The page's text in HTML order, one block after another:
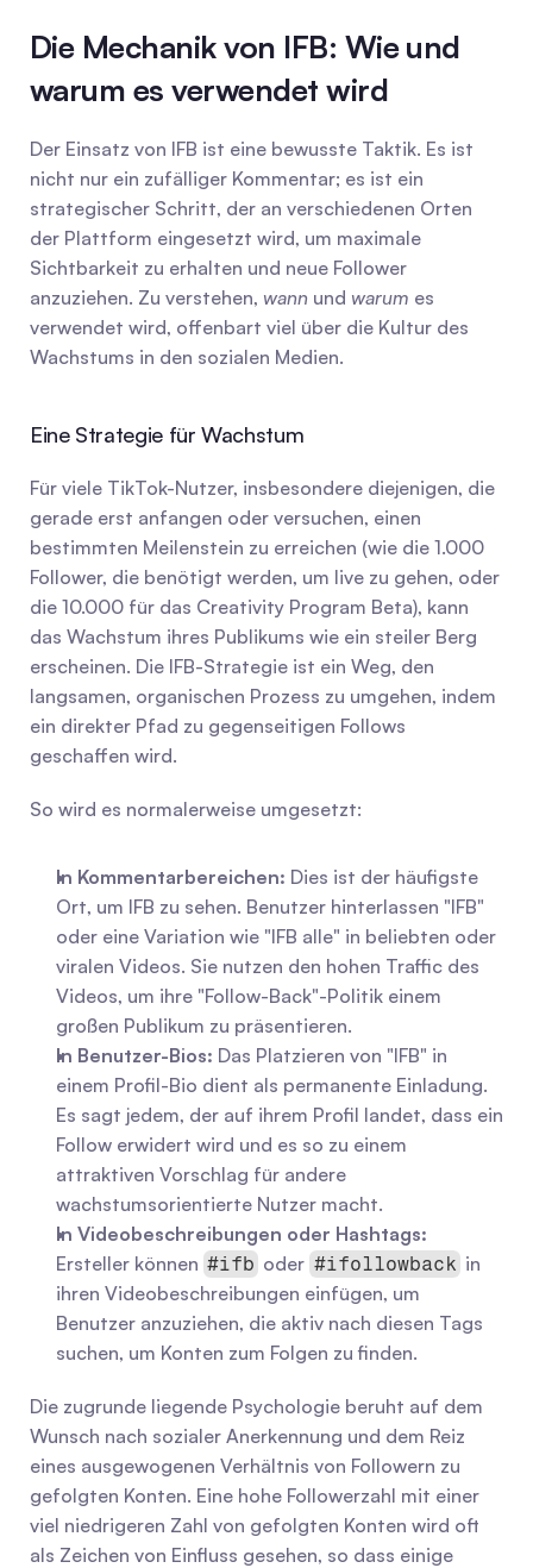
Die Mechanik von IFB: Wie und
warum es verwendet wird
Der Einsatz von IFB ist eine bewusste Taktik. Es ist
nicht nur ein zufälliger Kommentar; es ist ein
strategischer Schritt, der an verschiedenen Orten
der Plattform eingesetzt wird, um maximale
Sichtbarkeit zu erhalten und neue Follower
anzuziehen. Zu verstehen, wann und warum es
verwendet wird, offenbart viel über die Kultur des
Wachstums in den sozialen Medien.
Eine Strategie für Wachstum
Für viele TikTok-Nutzer, insbesondere diejenigen, die
gerade erst anfangen oder versuchen, einen
bestimmten Meilenstein zu erreichen (wie die 1.000
Follower, die benötigt werden, um live zu gehen, oder
die 10.000 für das Creativity Program Beta), kann
das Wachstum ihres Publikums wie ein steiler Berg
erscheinen. Die IFB-Strategie ist ein Weg, den
langsamen, organischen Prozess zu umgehen, indem
ein direkter Pfad zu gegenseitigen Follows
geschaffen wird.
So wird es normalerweise umgesetzt:
In Kommentarbereichen: Dies ist der häufigste
Ort, um IFB zu sehen. Benutzer hinterlassen "IFB"
oder eine Variation wie "IFB alle" in beliebten oder
viralen Videos. Sie nutzen den hohen Traffic des
Videos, um ihre "Follow-Back"-Politik einem
großen Publikum zu präsentieren.
In Benutzer-Bios: Das Platzieren von "IFB" in
einem Profil-Bio dient als permanente Einladung.
Es sagt jedem, der auf ihrem Profil landet, dass ein
Follow erwidert wird und es so zu einem
attraktiven Vorschlag für andere
wachstumsorientierte Nutzer macht.
In Videobeschreibungen oder Hashtags:
Ersteller können #ifb oder #ifollowback in
ihren Videobeschreibungen einfügen, um
Benutzer anzuziehen, die aktiv nach diesen Tags
suchen, um Konten zum Folgen zu finden.
Die zugrunde liegende Psychologie beruht auf dem
Wunsch nach sozialer Anerkennung und dem Reiz
eines ausgewogenen Verhältnis von Followern zu
gefolgten Konten. Eine hohe Followerzahl mit einer
viel niedrigeren Zahl von gefolgten Konten wird oft
als Zeichen von Einfluss gesehen, so dass einige